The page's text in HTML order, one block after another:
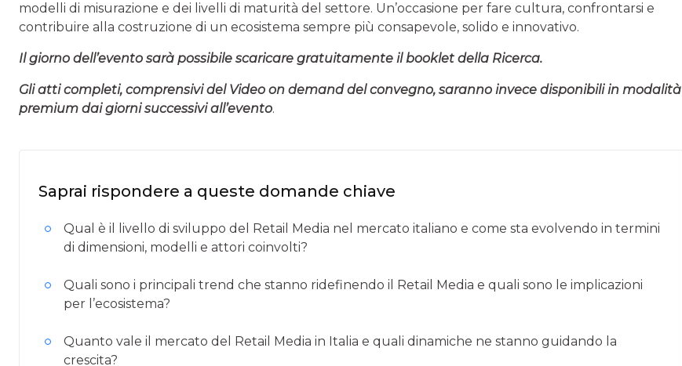
modelli di misurazione e dei livelli di maturità del settore. Un’occasione per fare cultura, confrontarsi e
contribuire alla costruzione di un ecosistema sempre più consapevole, solido e innovativo.
Il giorno dell’evento sarà possibile scaricare gratuitamente il booklet della Ricerca.
Gli atti completi, comprensivi del Video on demand del convegno, saranno invece disponibili in modalità
premium dai giorni successivi all’evento.
Saprai rispondere a queste domande chiave
Qual è il livello di sviluppo del Retail Media nel mercato italiano e come sta evolvendo in termini
di dimensioni, modelli e attori coinvolti?
Quali sono i principali trend che stanno ridefinendo il Retail Media e quali sono le implicazioni
per l’ecosistema?
Quanto vale il mercato del Retail Media in Italia e quali dinamiche ne stanno guidando la
crescita?